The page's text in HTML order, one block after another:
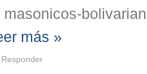
masonicos-
más »
Responder